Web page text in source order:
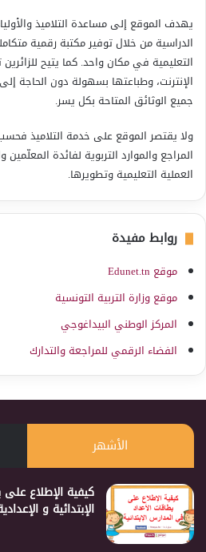
يهدف الموقع إلى مساعدة التلاميذ
الدراسية من خلال توفير مكتبة رقمية
التعليمية في مكان واحد. كما يتيح
الإنترنت، وطباعتها بسهولة دون الحاجة
جميع الوثائق المتاحة بكل يسر.
ولا يقتصر الموقع على خدمة التلاميذ
المراجع والموارد التربوية لفائدة
العملية التعليمية وتطويرها.
روابط مفيدة
موقع Edunet.tn
موقع وزارة التربية التونسية
المركز الوطني البيداغوجي
الفضاء الرقمي للمراجعة والتدارك
الأشهر
كيفية الإطلاع
الإبتدائية و